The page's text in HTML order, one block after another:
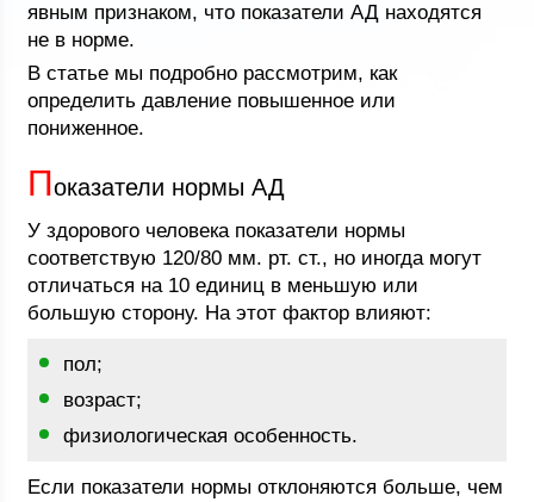
явным признаком, что показатели АД находятся
не в норме.
В статье мы подробно рассмотрим, как
определить давление повышенное или
пониженное.
Показатели нормы АД
У здорового человека показатели нормы
соответствую 120/80 мм. рт. ст., но иногда могут
отличаться на 10 единиц в меньшую или
большую сторону. На этот фактор влияют:
пол;
возраст;
физиологическая особенность.
Если показатели нормы отклоняются больше, чем